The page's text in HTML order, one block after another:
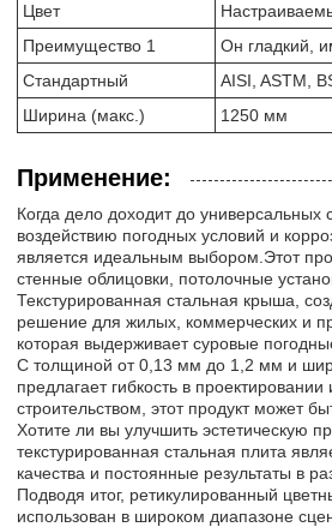
Цвет
Преимущество 1
Он гладкий,
Стандартный
AISI, ASTM,
Ширина (макс.)
1250 мм
Применение:
Когда дело доходит до универсальных
воздействию погодных условий и
является идеальным выбором.Этот
стенные облицовки, потолочные
Текстурированная стальная крыша,
решение для жилых, коммерческих и
которая выдерживает суровые
С толщиной от 0,13 мм до 1,2 мм и
предлагает гибкость в
строительством, этот продукт может
Хотите ли вы улучшить эстетическую
текстурированная стальная плита
качества и постоянные результаты в
Подводя итог, ретикулированный
использован в широком диапазоне